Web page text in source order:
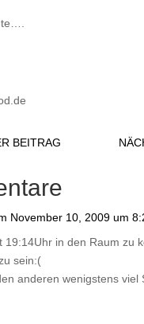
BEITRAG
November 10, 2009 um
19:14Uhr in den Raum zu
sein:(
anderen wenigstens viel